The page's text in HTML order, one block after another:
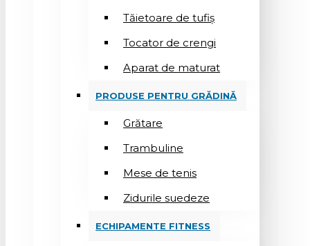
Tăietoare de tufiș
Tocator de crengi
Aparat de maturat
PRODUSE PENTRU GRĂDINĂ
Grătare
Trambuline
Mese de tenis
Zidurile suedeze
ECHIPAMENTE FITNESS